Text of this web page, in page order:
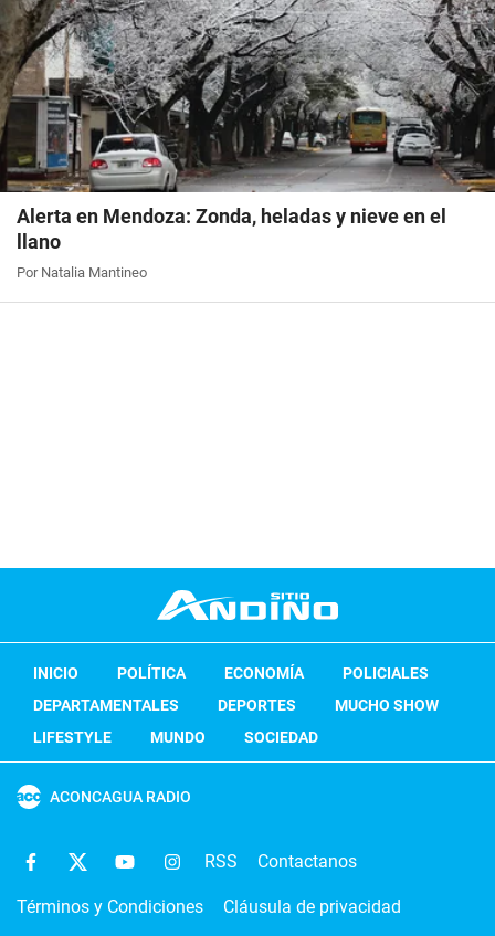
Alerta en Mendoza: Zonda, heladas y nieve en el
llano
Por Natalia Mantineo
INICIO POLÍTICA ECONOMÍA
POLICIALES
DEPARTAMENTALES
DEPORTES
MUCHO SHOW
LIFESTYLE
MUNDO SOCIEDAD
ACONCAGUA RADIO
RSS Contactanos
Términos y Condiciones Cláusula de privacidad